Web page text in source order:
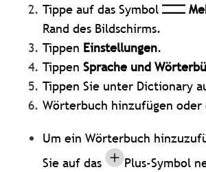
Tippe auf das Symbol
Rand des Bildschirms.
Tippen Einstellungen.
TippenSprache und
Tippen Sie unter Dictionary
Wörterbuch hinzufügen
Um ein Wörterbuch
Sie auf das
Plus-Symbol